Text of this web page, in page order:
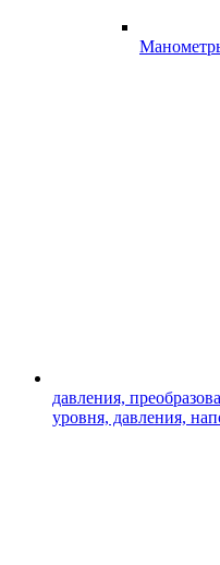
давления,
уровня, давления,